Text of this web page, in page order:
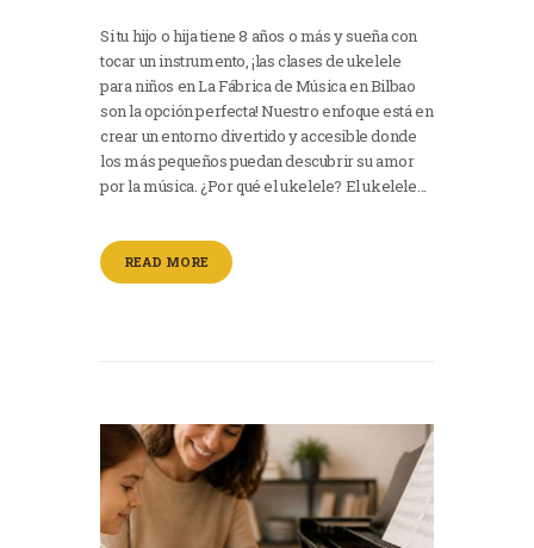
Si tu hijo o hija tiene 8 años o más y sueña con
tocar un instrumento, ¡las clases de ukelele
para niños en La Fábrica de Música en Bilbao
son la opción perfecta! Nuestro enfoque está en
crear un entorno divertido y accesible donde
los más pequeños puedan descubrir su amor
por la música. ¿Por qué el ukelele? El ukelele…
READ MORE